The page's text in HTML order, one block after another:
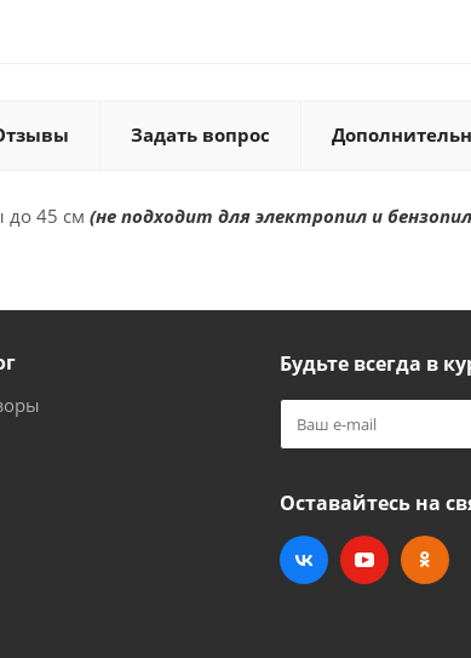
Задать вопрос
до 45 см (не подходит для электропил и бензопил
Будьте всегда в
Оставайтесь на